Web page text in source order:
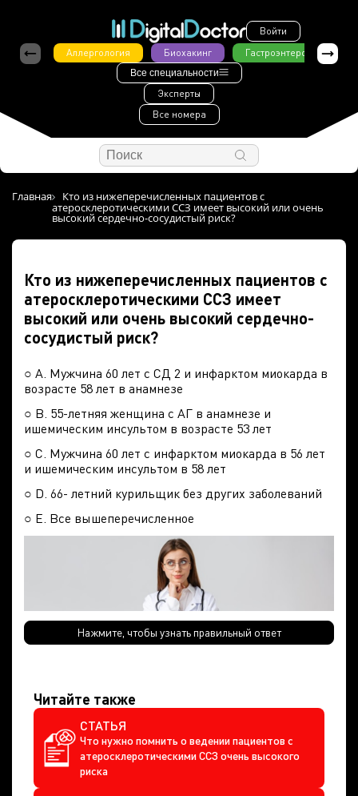
Войти
Аллергология
Биохакинг Гастроэнтерология
Все специальности
Эксперты
Все номера
Главная Кто из нижеперечисленных пациентов с
атеросклеротическими ССЗ имеет высокий или очень
высокий сердечно-сосудистый риск?
Кто из нижеперечисленных пациентов с
атеросклеротическими ССЗ имеет
высокий или очень высокий сердечно-
сосудистый риск?
○ А. Мужчина 60 лет с СД 2 и инфарктом миокарда в
возрасте 58 лет в анамнезе
○ В. 55-летняя женщина с АГ в анамнезе и
ишемическим инсультом в возрасте 53 лет
○ С. Мужчина 60 лет с инфарктом миокарда в 56 лет
и ишемическим инсультом в 58 лет
○ D. 66- летний курильщик без других заболеваний
○ E. Все вышеперечисленное
Нажмите, чтобы узнать правильный ответ
Читайте также
СТАТЬЯ
Что нужно помнить о ведении пациентов с
атеросклеротическими ССЗ очень высокого
риска